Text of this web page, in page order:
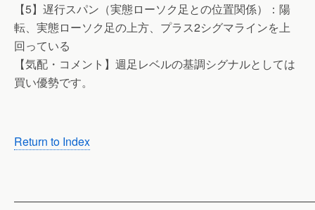
【5】遅行スパン（実態ローソク足との位置関係）：陽
転、実態ローソク足の上方、プラス2シグマラインを上
回っている
【気配・コメント】週足レベルの基調シグナルとしては
買い優勢です。
Return to Index